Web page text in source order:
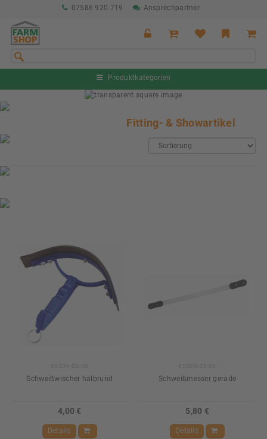
07586 920-719 Ansprechpartner
Produktkategorien
Fitting- & Showartikel
Schweißwischer halbrund
4,00 €
Details
Schweißmesser gerade
5,80 €
Details